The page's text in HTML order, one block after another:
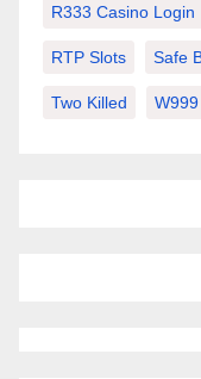
R333 Casino Login
RTP Slots Safe
Two Killed